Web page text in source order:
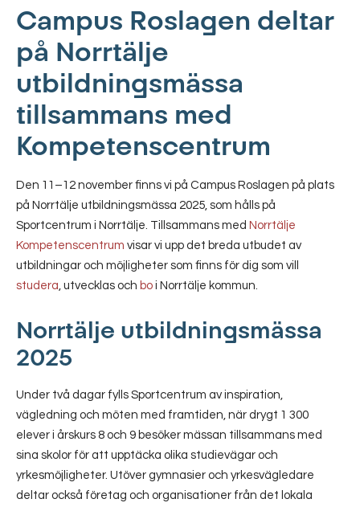
Campus Roslagen deltar
på Norrtälje
utbildningsmässa
tillsammans med
Kompetenscentrum
Den 11–12 november finns vi på Campus Roslagen på plats
på Norrtälje utbildningsmässa 2025, som hålls på
Sportcentrum i Norrtälje. Tillsammans med Norrtälje
Kompetenscentrum visar vi upp det breda utbudet av
utbildningar och möjligheter som finns för dig som vill
studera, utvecklas och bo i Norrtälje kommun.
Norrtälje utbildningsmässa
2025
Under två dagar fylls Sportcentrum av inspiration,
vägledning och möten med framtiden, när drygt 1 300
elever i årskurs 8 och 9 besöker mässan tillsammans med
sina skolor för att upptäcka olika studievägar och
yrkesmöjligheter. Utöver gymnasier och yrkesvägledare
deltar också företag och organisationer från det lokala